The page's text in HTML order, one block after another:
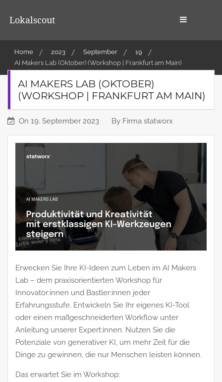
Lokalscout
Home 2023 September
19
AI Makers Lab (Oktober) (Workshop | Frankfurt am Main)
AI MAKERS LAB (OKTOBER)
(WORKSHOP | FRANKFURT AM MAIN)
On 19. September 2023 By Firma statworx
Erwecken Sie Ihre KI-Ideen zum Leben im AI Makers
Lab – dem praxisorientierten Workshop für
Innovator:innen und Bastler:innen jeder
Erfahrungsstufe. Entwickeln Sie Ihr eigenes KI-Tool
oder einen maßgeschneiderten Workflow unter
Anleitung unserer Expert:innen. Nutzen Sie die
Potenziale von generativer KI, um mehr Zeit für die
Dinge zu gewinnen, die nur Menschen leisten können.
Das erwartet Sie im Workshop: